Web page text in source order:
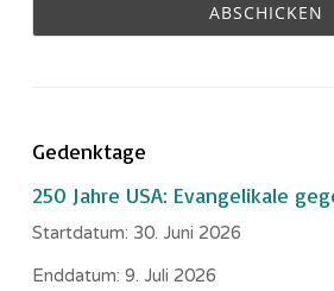
Gedenktage
250 Jahre USA: Evangelikale
Startdatum: 30. Juni 2026
Enddatum: 9. Juli 2026